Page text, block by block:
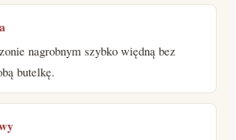
nagrobnym szybko więdną bez
butelkę.